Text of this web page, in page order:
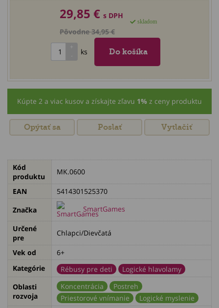
29,85 € s DPH
Pôvodne 34,95 €
skladom
ks
Kúpte 2 a viac kusov a získajte zľavu 1% z ceny produktu
Opýtať sa Poslať Vytlačiť
Kód
produktu
MK.0600
EAN
5414301525370
Značka
SmartGames
Určené
pre
Chlapci/Dievčatá
Vek od
6+
Kategórie
Rébusy pre deti
Logické hlavolamy
Oblasti
rozvoja
Koncentrácia
Postreh
Priestorové vnímanie
Logické myslenie